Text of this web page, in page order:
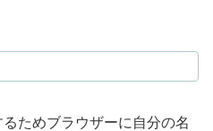
ためブラウザーに自分の名